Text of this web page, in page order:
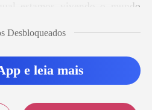
estamos vivendo o mundo
Desbloqueados
e leia mais